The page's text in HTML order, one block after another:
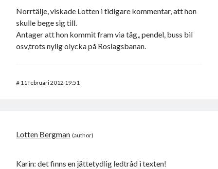
Norrtälje, viskade Lotten i tidigare kommentar, att hon
skulle bege sig till.
Antager att hon kommit fram via tåg,, pendel, buss bil
osv,trots nylig olycka på Roslagsbanan.
# 11 februari 2012 19:51
Lotten Bergman
Karin: det finns en jättetydlig ledtråd i texten!